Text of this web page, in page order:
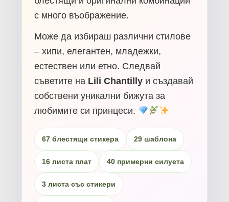
с много въображение.
Може да избираш различни стилове
– хипи, елегантен, младежки,
естествен или етно. Следвай
съветите на Lili Chantilly и създавай
собствени уникални бижута за
любимите си принцеси.
67 блестящи стикера 29 шаблона
16 листа плат 40 примерни силуета
3 листа със стикери